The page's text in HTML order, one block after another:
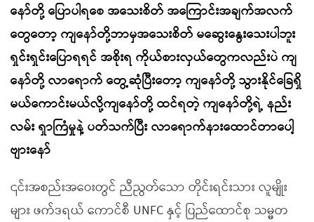
နော်တို့ ပြောပါရစေ အသေးစိတ် အကြောင်းအချက်အလက်
တွေတော့ ကျနော်တို့ဘာမှအသေးစိတ် မဆွေးနွေးသေးပါဘူး
ရှင်းရှင်းပြောရရင် အစိုးရ ကိုယ်စားလှယ်တွေကလည်းပဲ ကျ
နော်တို့ လာရောက် တွေ့ဆုံပြီးတော့ ကျနော်တို့ သွားနိုင်ခြေရှိ
မယ်ကောင်းမယ်လို့ကျနော်တို့ ထင်ရတဲ့ ကျနော်တို့ရဲ့ နည်း
လမ်း ရှာကြံမှုနဲ့ ပတ်သက်ပြီး လာရောက်နားထောင်တာပေါ့
ဗျားနော်
၎င်းအစည်းအဝေးတွင် ညီညွတ်သော တိုင်းရင်းသား လူမျိုး
များ ဖက်ဒရယ် ကောင်စီ UNFC နှင့် ပြည်ထောင်စု သမ္မတ